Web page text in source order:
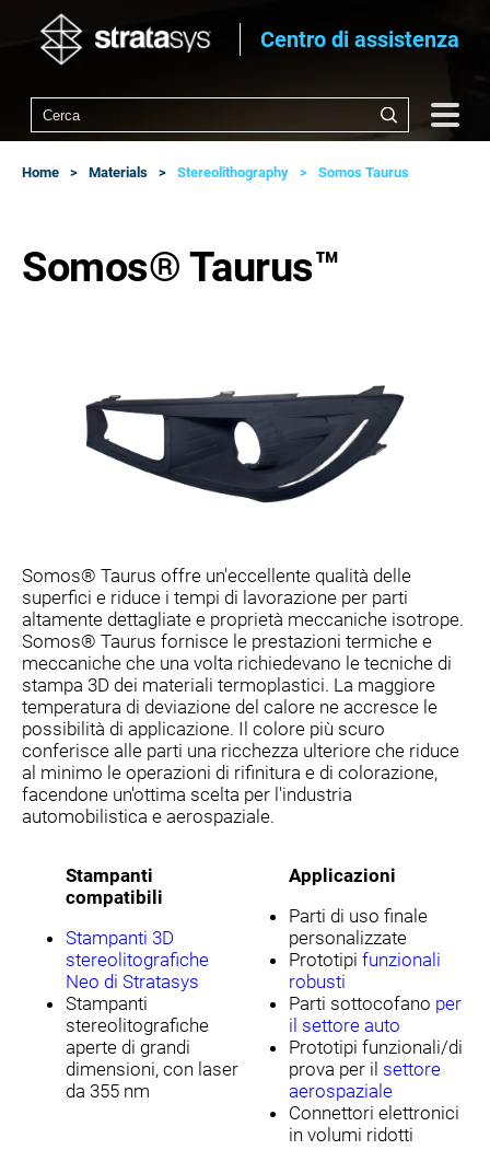
Centro di assistenza
Home Materials Stereolithography Somos Taurus
Somos® Taurus™
Somos® Taurus offre un'eccellente qualità delle
superfici e riduce i tempi di lavorazione per parti
altamente dettagliate e proprietà meccaniche isotrope.
Somos® Taurus fornisce le prestazioni termiche e
meccaniche che una volta richiedevano le tecniche di
stampa 3D dei materiali termoplastici. La maggiore
temperatura di deviazione del calore ne accresce le
possibilità di applicazione. Il colore più scuro
conferisce alle parti una ricchezza ulteriore che riduce
al minimo le operazioni di rifinitura e di colorazione,
facendone un'ottima scelta per l'industria
automobilistica e aerospaziale.
Stampanti
compatibili
Stampanti 3D
stereolitografiche
Neo di Stratasys
Stampanti
stereolitografiche
aperte di grandi
dimensioni, con laser
da 355 nm
Applicazioni
Parti di uso finale
personalizzate
Prototipi funzionali
robusti
Parti sottocofano per
il settore auto
Prototipi funzionali/di
prova per il settore
aerospaziale
Connettori elettronici
in volumi ridotti